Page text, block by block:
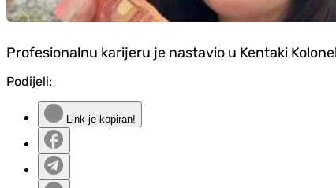
Profesionalnu karijeru je nastavio u Kentaki
Podijeli:
Link je kopiran!